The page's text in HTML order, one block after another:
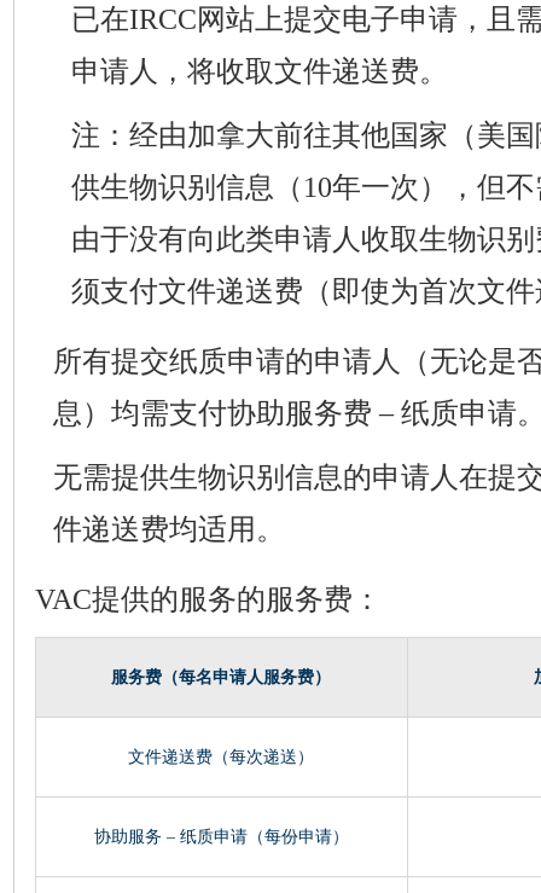
已在IRCC网站上提交电子申请，且
申请人，将收取文件递送费。
注：经由加拿大前往其他国家（美
供生物识别信息（10年一次），但
由于没有向此类申请人收取生物识
须支付文件递送费（即使为首次文
所有提交纸质申请的申请人（无论是
息）均需支付协助服务费 – 纸质申请
无需提供生物识别信息的申请人在提
件递送费均适用。
VAC提供的服务的服务费：
服务费（每名申请人服务费）
文件递送费（每次递送）
协助服务 – 纸质申请（每份申请）